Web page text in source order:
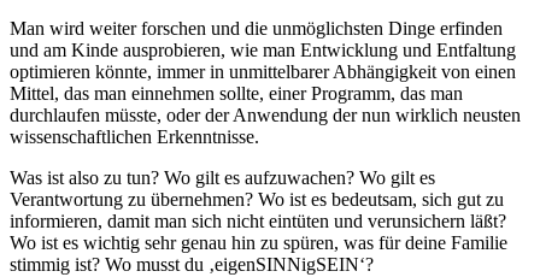
Man wird weiter forschen und die unmöglichsten Dinge erfinden
und am Kinde ausprobieren, wie man Entwicklung und Entfaltung
optimieren könnte, immer in unmittelbarer Abhängigkeit von einen
Mittel, das man einnehmen sollte, einer Programm, das man
durchlaufen müsste, oder der Anwendung der nun wirklich neusten
wissenschaftlichen Erkenntnisse.
Was ist also zu tun? Wo gilt es aufzuwachen? Wo gilt es
Verantwortung zu übernehmen? Wo ist es bedeutsam, sich gut zu
informieren, damit man sich nicht eintüten und verunsichern läßt?
Wo ist es wichtig sehr genau hin zu spüren, was für deine Familie
stimmig ist? Wo musst du ‚eigenSINNigSEIN‘?